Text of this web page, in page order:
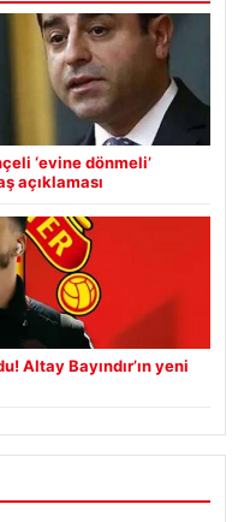
‘evine dönmeli’
açıklaması
Altay Bayındır’ın yeni